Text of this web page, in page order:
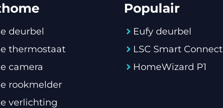
deurbel
thermostaat
camera
rookmelder
verlichting
Populair
Eufy deurbel
LSC Smart Connect
HomeWizard P1